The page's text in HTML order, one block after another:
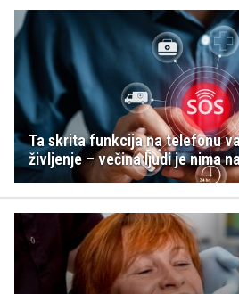
Ta skrita funkcija na telefonu
življenje – večina ljudi je nima